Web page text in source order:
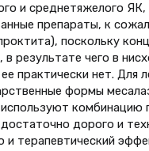
и среднетяжелого
препараты, к
поскольку
в результате чего в
практически нет. Для
формы
комбинацию
дорого и
и терапевтический